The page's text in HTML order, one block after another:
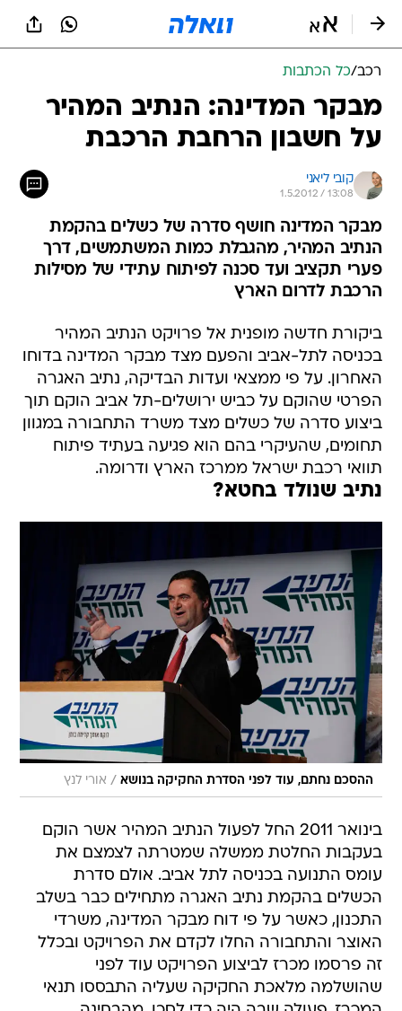
רכב/כל הכתבות
מבקר המדינה: הנתיב המהיר
על חשבון הרחבת הרכבת
קובי ליאני
1.5.2012 / 13:08
מבקר המדינה חושף סדרה של כשלים בהקמת
הנתיב המהיר, מהגבלת כמות המשתמשים, דרך
פערי תקציב ועד סכנה לפיתוח עתידי של מסילות
הרכבת לדרום הארץ
ביקורת חדשה מופנית אל פרויקט הנתיב המהיר
בכניסה לתל-אביב והפעם מצד מבקר המדינה בדוחו
האחרון. על פי ממצאי ועדות הבדיקה, נתיב האגרה
הפרטי שהוקם על כביש ירושלים-תל אביב הוקם תוך
ביצוע סדרה של כשלים מצד משרד התחבורה במגוון
תחומים, שהעיקרי בהם הוא פגיעה בעתיד פיתוח
תוואי רכבת ישראל ממרכז הארץ ודרומה.
נתיב שנולד בחטא?
ההסכם נחתם, עוד לפני הסדרת החקיקה בנושא / אורי לנץ
בינואר 2011 החל לפעול הנתיב המהיר אשר הוקם
בעקבות החלטת ממשלה שמטרתה לצמצם את
עומס התנועה בכניסה לתל אביב. אולם סדרת
הכשלים בהקמת נתיב האגרה מתחילים כבר בשלב
התכנון, כאשר על פי דוח מבקר המדינה, משרדי
האוצר והתחבורה החלו לקדם את הפרויקט ובכלל
זה פרסמו מכרז לביצוע הפרויקט עוד לפני
שהושלמה מלאכת החקיקה שעליה התבססו תנאי